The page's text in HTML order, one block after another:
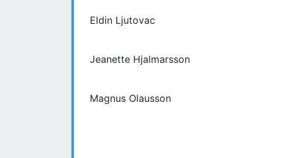
Eldin Ljutovac
Jeanette Hjalmarsson
Magnus Olausson